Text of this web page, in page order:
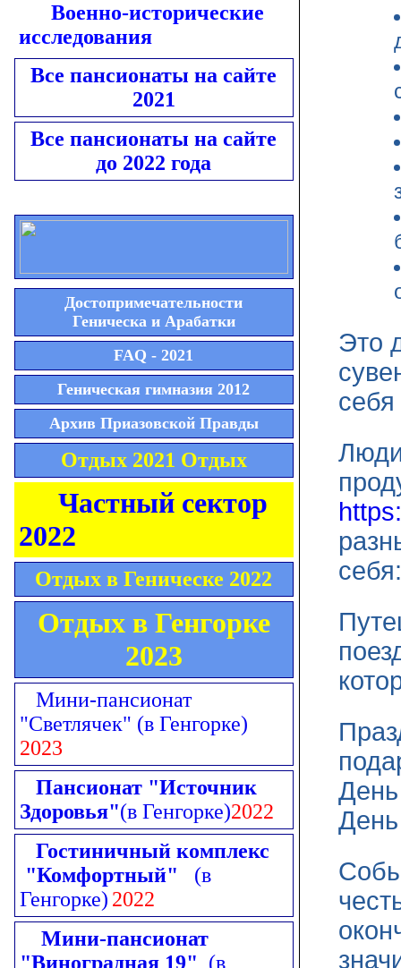
Военно-исторические
исследования
Все пансионаты на сайте
2021
Все пансионаты на сайте
до 2022 года
Достопримечательности
Геническа и Арабатки
FAQ - 2021
Геническая гимназия 2012
Архив Приазовской Правды
Отдых 2021 Отдых
Частный сектор
2022
Отдых в Геническе 2022
Отдых в Генгорке
2023
Мини-пансионат
"Светлячек" (в Генгорке)
2023
Пансионат "Источник
Здоровья"(в Генгорке)2022
Гостиничный комплекс
"Комфортный" (в
Генгорке) 2022
Мини-пансионат
"Виноградная 19" (в
Это
себя:
День